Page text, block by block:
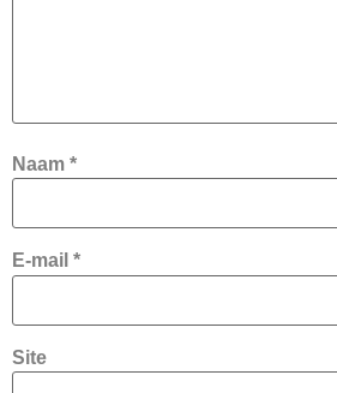
Naam *
E-mail *
Site